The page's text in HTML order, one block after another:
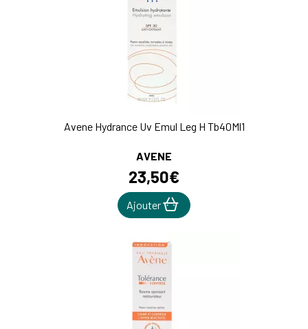
Avene Hydrance Uv Emul Leg H Tb40Ml1
AVENE
23,50€
Ajouter